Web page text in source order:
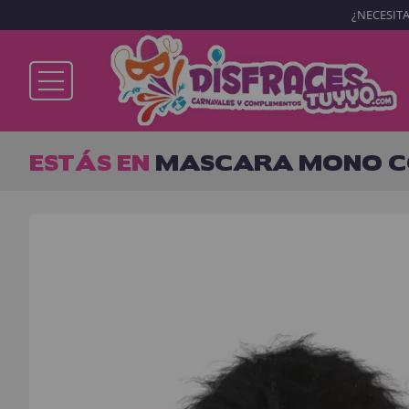
Ya soy cliente
ESTÁS EN MASCARA MONO